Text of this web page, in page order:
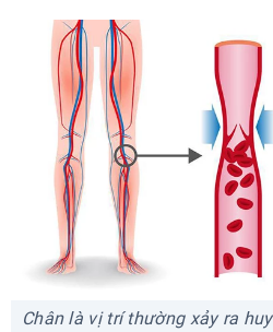
Chân là vị trí thường xảy ra